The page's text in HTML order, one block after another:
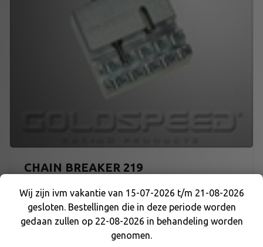
CHAIN BREAKER 219
€29,75
Wij zijn ivm vakantie van 15-07-2026 t/m 21-08-
2026 gesloten. Bestellingen die in deze periode
worden gedaan zullen op 22-08-2026 in
Wij zijn ivm vakantie van 15-07-2026 t/m 21-08-2026
gesloten. Bestellingen die in deze periode worden
gedaan zullen op 22-08-2026 in behandeling worden
genomen.